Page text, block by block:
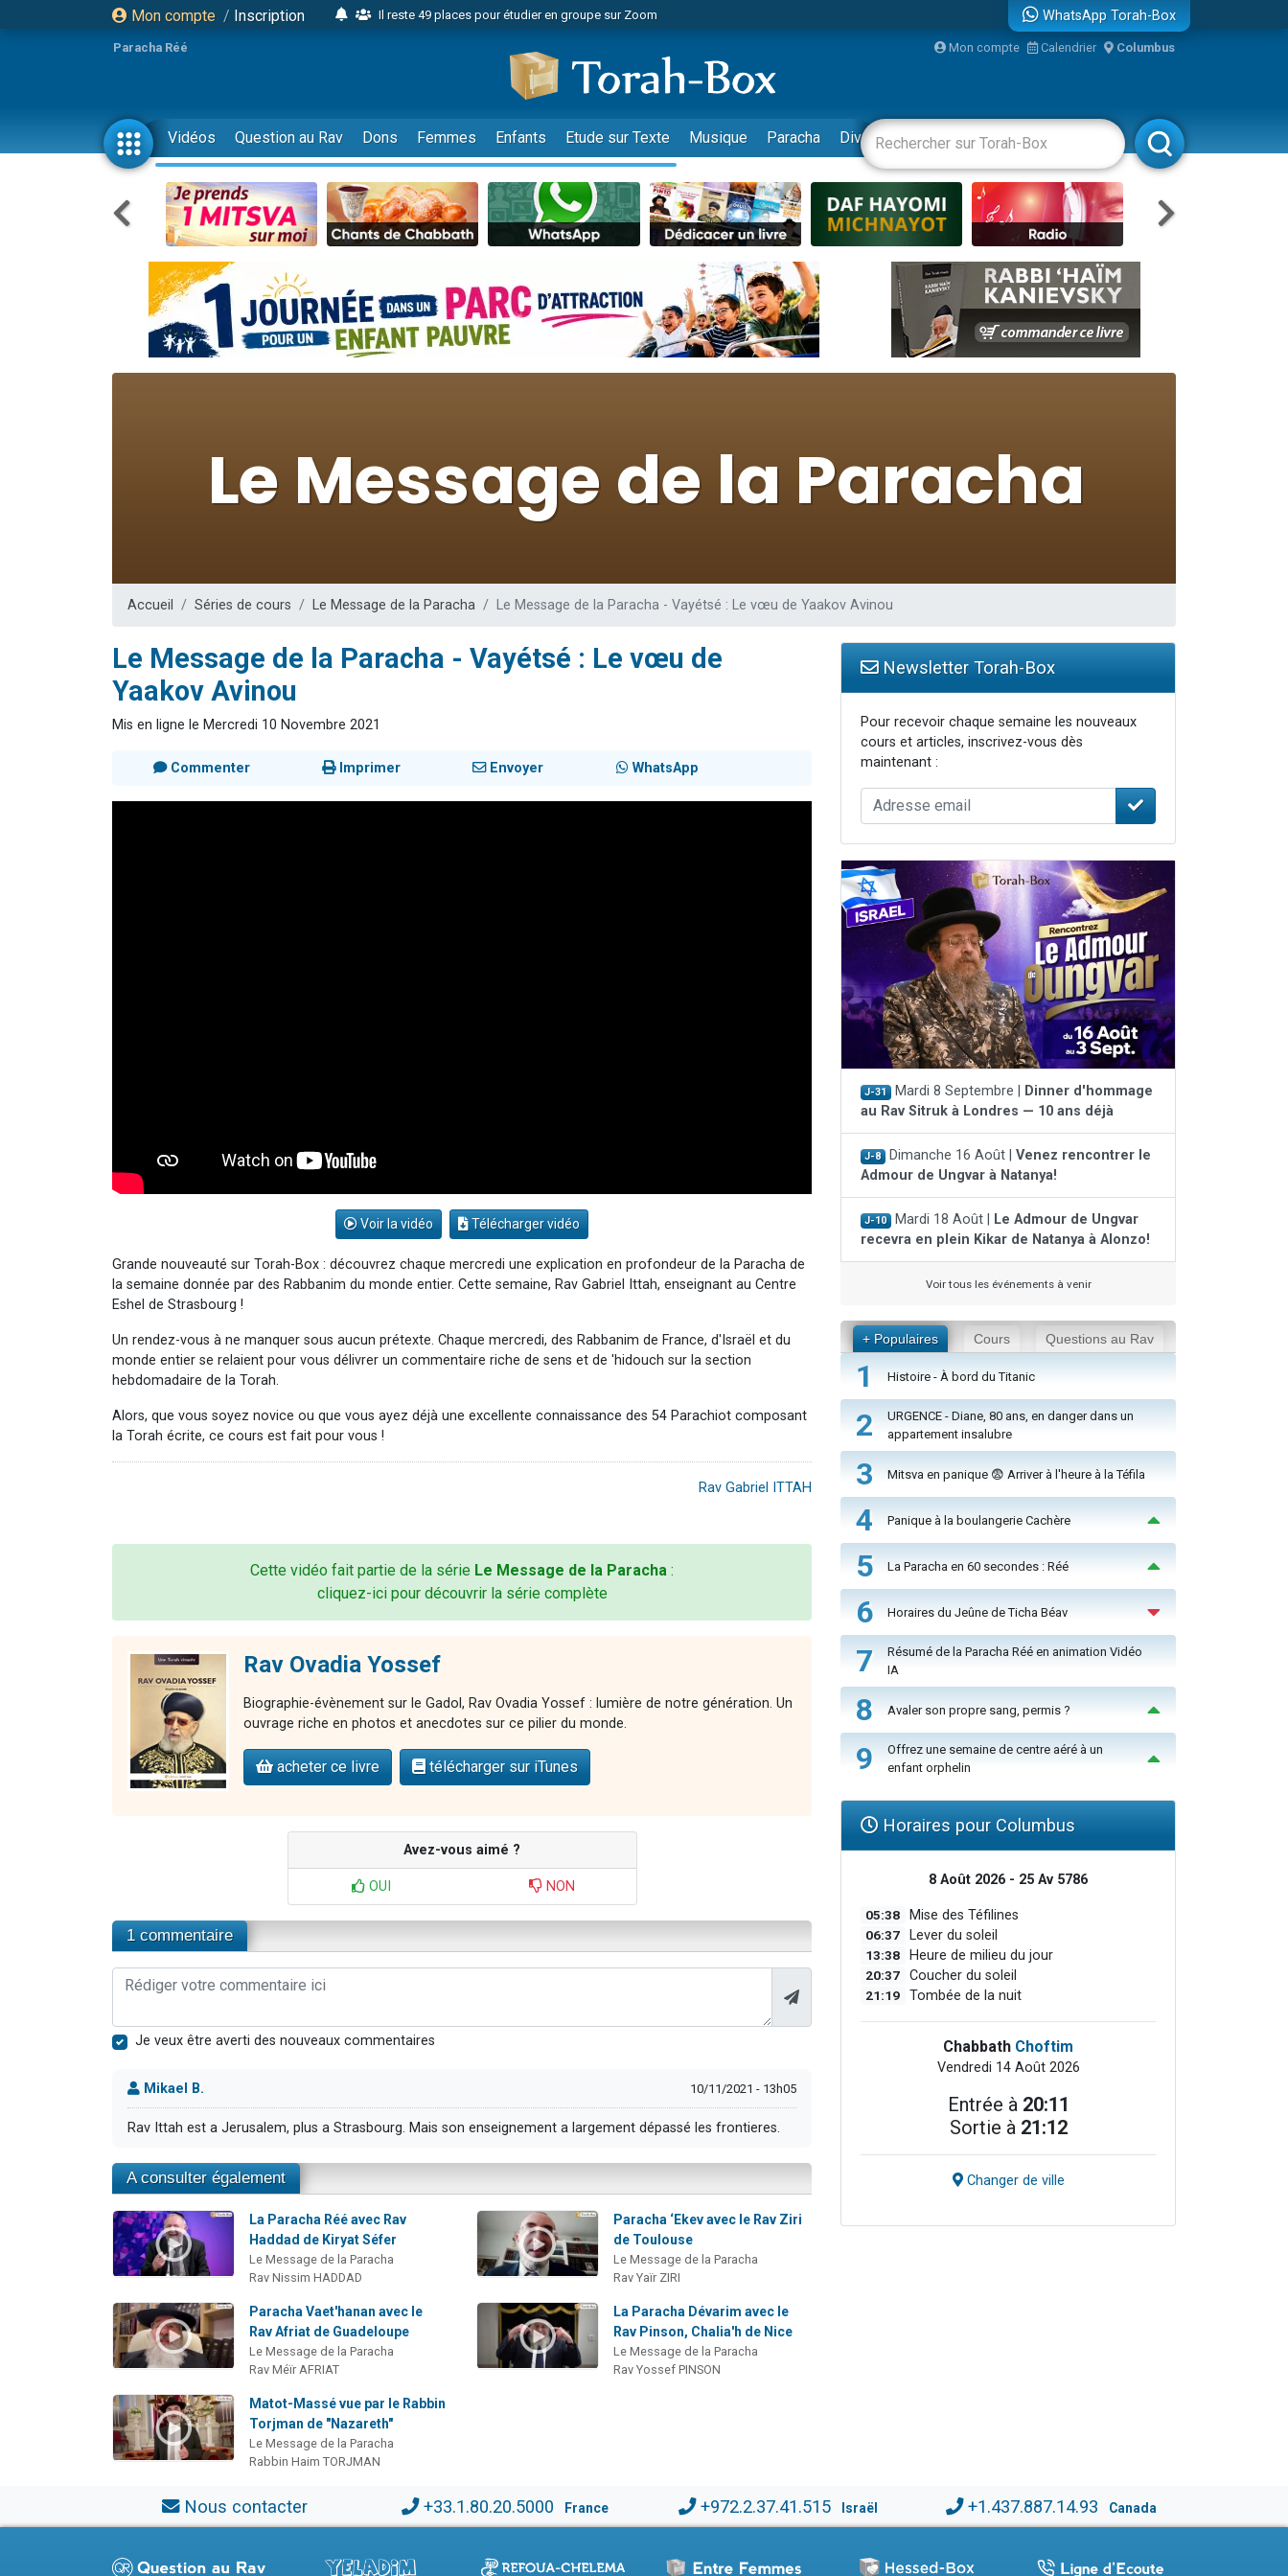
Mon compte / Inscription
16 personnes viennent de faire un don pour Diane, 80 ans, dans un appartement insalubre
2 personnes viennent de nous rejoindre sur WhatsApp
6 personnes viennent de nous rejoindre sur WhatsApp
4 personnes viennent de faire un don pour Reloger Rivka, 6 enfants, victime de violences...
2 personnes viennent de faire un don pour 1 Journée de Vacances Pour les Enfants
4 personnes viennent de nous rejoindre sur WhatsApp
Il reste 49 places pour étudier en groupe sur Zoom
4 personnes viennent de nous rejoindre sur WhatsApp
3 personnes viennent de nous rejoindre sur WhatsApp
Odaya vient de donner son Maasser
30 personnes viennent de faire un don pour Sauvez la jambe de Yohan
Il reste 49 places pour étudier en groupe sur Zoom
12 nouvelles musiques dans Torah-Box Music
WhatsApp Torah-Box
Paracha Réé Mon compte Calendrier Columbus
Vidéos Question au Rav Dons Femmes Enfants Etude sur Texte Musique Paracha Divertissements Livres Rabbanim
Accueil Séries de cours Le Message de la Paracha Le Message de la Paracha - Vayétsé : Le vœu de Yaakov Avinou
Le Message de la Paracha - Vayétsé : Le vœu de
Yaakov Avinou
Mis en ligne le Mercredi 10 Novembre 2021
Commenter Imprimer Envoyer WhatsApp
Voir la vidéo Télécharger vidéo
Grande nouveauté sur Torah-Box : découvrez chaque mercredi une explication en profondeur de la Paracha de
la semaine donnée par des Rabbanim du monde entier. Cette semaine, Rav Gabriel Ittah, enseignant au Centre
Eshel de Strasbourg !
Un rendez-vous à ne manquer sous aucun prétexte. Chaque mercredi, des Rabbanim de France, d'Israël et du
monde entier se relaient pour vous délivrer un commentaire riche de sens et de 'hidouch sur la section
hebdomadaire de la Torah.
Alors, que vous soyez novice ou que vous ayez déjà une excellente connaissance des 54 Parachiot composant
la Torah écrite, ce cours est fait pour vous !
Rav Gabriel ITTAH
Cette vidéo fait partie de la série Le Message de la Paracha :
cliquez-ici pour découvrir la série complète
Rav Ovadia Yossef
Biographie-évènement sur le Gadol, Rav Ovadia Yossef : lumière de notre génération. Un
ouvrage riche en photos et anecdotes sur ce pilier du monde.
acheter ce livre télécharger sur iTunes
Avez-vous aimé ?
OUI NON
1 commentaire
Je veux être averti des nouveaux commentaires
Mikael B. 10/11/2021 - 13h05
Rav Ittah est a Jerusalem, plus a Strasbourg. Mais son enseignement a largement dépassé les frontieres.
A consulter également
La Paracha Réé avec Rav
Haddad de Kiryat Séfer
Le Message de la Paracha
Rav Nissim HADDAD
Paracha ‘Ekev avec le Rav Ziri
de Toulouse
Le Message de la Paracha
Rav Yaïr ZIRI
Paracha Vaet'hanan avec le
Rav Afriat de Guadeloupe
Le Message de la Paracha
Rav Méïr AFRIAT
La Paracha Dévarim avec le
Rav Pinson, Chalia'h de Nice
Le Message de la Paracha
Rav Yossef PINSON
Matot-Massé vue par le Rabbin
Torjman de "Nazareth"
Le Message de la Paracha
Rabbin Haim TORJMAN
Newsletter Torah-Box
Pour recevoir chaque semaine les nouveaux
cours et articles, inscrivez-vous dès
maintenant :
J-31 Mardi 8 Septembre |
Dinner d'hommage
au Rav Sitruk à Londres — 10 ans déjà
J-8 Dimanche 16 Août | Venez rencontrer le
Admour de Ungvar à Natanya!
J-10 Mardi 18 Août |
Le Admour de Ungvar
recevra en plein Kikar de Natanya à Alonzo!
Voir tous les événements à venir
+ Populaires Cours Questions au Rav
1 Histoire - À bord du Titanic
2
URGENCE - Diane, 80 ans, en danger dans un
appartement insalubre
3 Mitsva en panique 😨 Arriver à l'heure à la Téfila
4 Panique à la boulangerie Cachère
5 La Paracha en 60 secondes : Réé
6 Horaires du Jeûne de Ticha Béav
7
Résumé de la Paracha Réé en animation Vidéo
IA
8 Avaler son propre sang, permis ?
9
Offrez une semaine de centre aéré à un
enfant orphelin
Horaires pour Columbus
8 Août 2026 - 25 Av 5786
05:38 Mise des Téfilines
06:37 Lever du soleil
13:38 Heure de milieu du jour
20:37 Coucher du soleil
21:19 Tombée de la nuit
Chabbath Choftim
Vendredi 14 Août 2026
Entrée à 20:11
Sortie à 21:12
Changer de ville
Nous contacter +33.1.80.20.5000 France +972.2.37.41.515 Israël +1.437.887.14.93 Canada